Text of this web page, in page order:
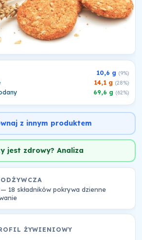
10,6 g (9%)
14,1 g (28%)
69,6 g (62%)
z innym produktem
jest zdrowy? Analiza
18 składników pokrywa dzienne
ŻYWIENIOWY